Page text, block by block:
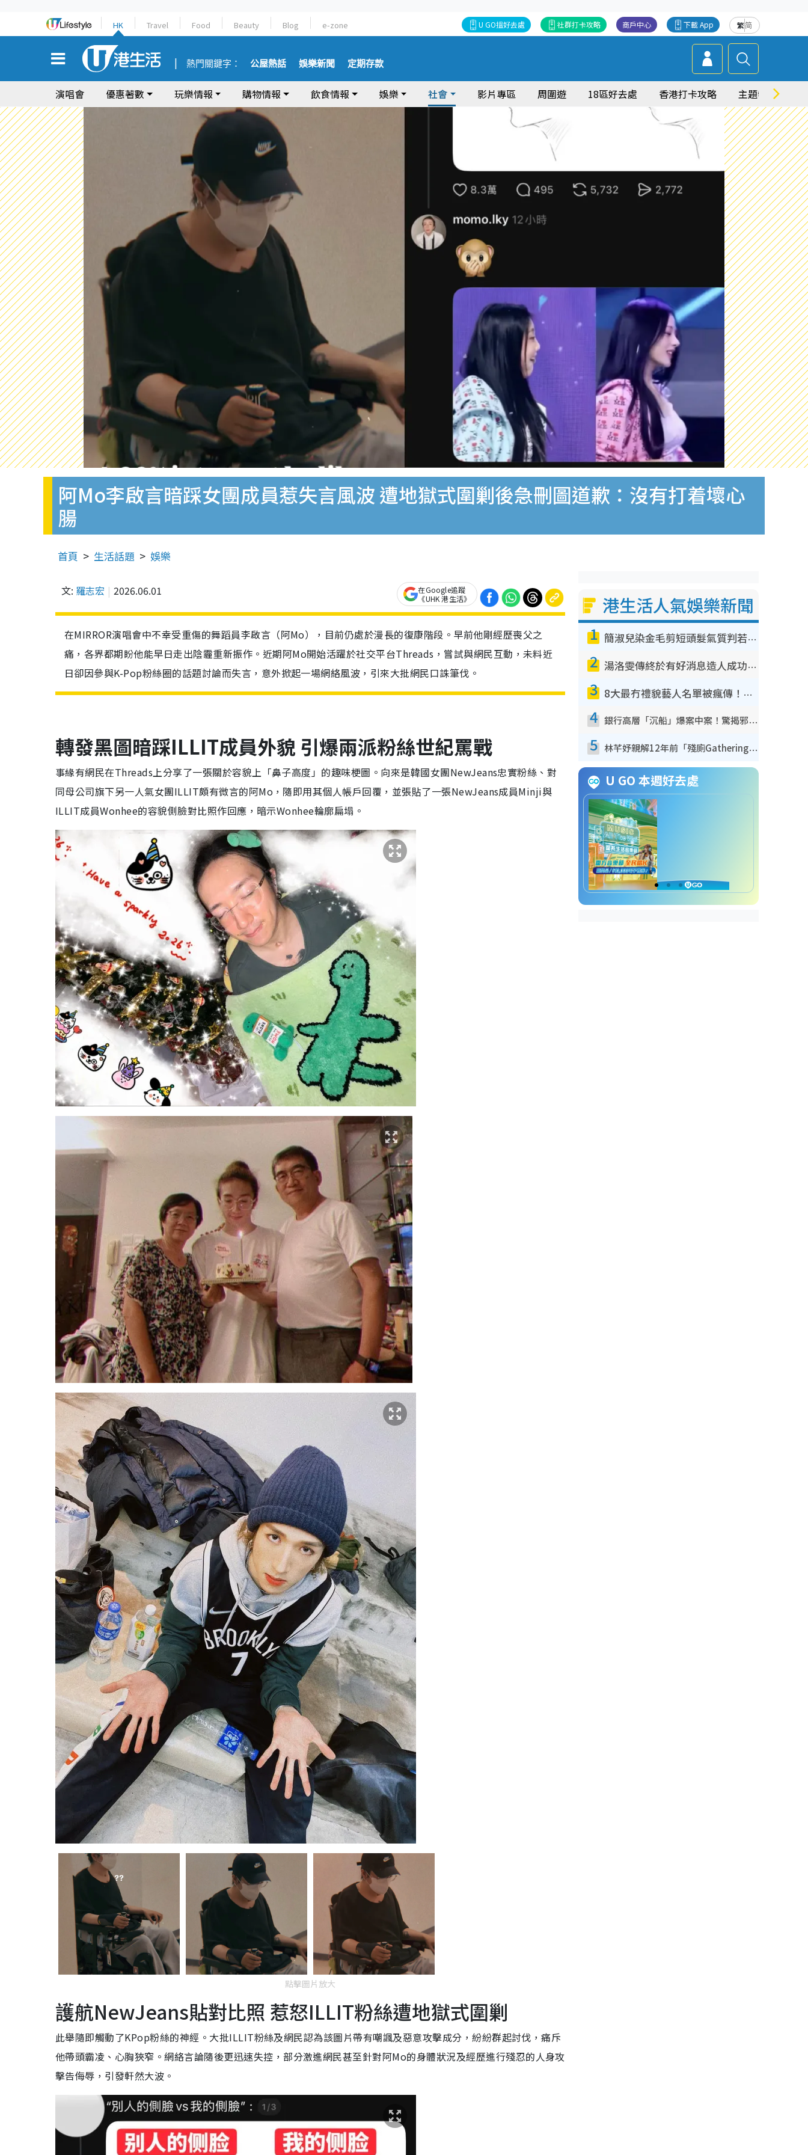
HK Travel Food Beauty Blog e-zone 繁简
下載 App
商戶中心
社群打卡攻略
U GO搵好去處
熱門關鍵字： 公屋熱話 娛樂新聞 定期存款
演唱會 優惠著數 玩樂情報 購物情報 飲食情報 娛樂 社會 影片專區 周圍遊 18區好去處 香港打卡攻略 主題特集
阿Mo李啟言暗踩女團成員惹失言風波 遭地獄式圍剿後急刪圖道歉：沒有打着壞心
腸
首頁 生活話題 娛樂
文: 羅志宏 2026.06.01
在Google追蹤
《UHK 港生活》
在MIRROR演唱會中不幸受重傷的舞蹈員李啟言（阿Mo），目前仍處於漫長的復康階段。早前他剛經歷喪父之
痛，各界都期盼他能早日走出陰霾重新振作。近期阿Mo開始活躍於社交平台Threads，嘗試與網民互動，未料近
日卻因參與K-Pop粉絲圈的話題討論而失言，意外掀起一場網絡風波，引來大批網民口誅筆伐。
轉發黑圖暗踩ILLIT成員外貌 引爆兩派粉絲世紀罵戰
事緣有網民在Threads上分享了一張關於容貌上「鼻子高度」的趣味梗圖。向來是韓國女團NewJeans忠實粉絲、對
同母公司旗下另一人氣女團ILLIT頗有微言的阿Mo，隨即用其個人帳戶回覆，並張貼了一張NewJeans成員Minji與
ILLIT成員Wonhee的容貌側臉對比照作回應，暗示Wonhee輪廓扁塌。
點擊圖片放大
護航NewJeans貼對比照 惹怒ILLIT粉絲遭地獄式圍剿
此舉隨即觸動了KPop粉絲的神經。大批ILLIT粉絲及網民認為該圖片帶有嘲諷及惡意攻擊成分，紛紛群起討伐，痛斥
他帶頭霸凌、心胸狹窄。網絡言論隨後更迅速失控，部分激進網民甚至針對阿Mo的身體狀況及經歷進行殘忍的人身攻
擊告侮辱，引發軒然大波。
港生活人氣娛樂新聞
1 簡淑兒染金毛剪短頭髮氣質判若兩人！嚇壞老公麥大力都認唔出：「你做咩事？」
2 湯洛雯傳終於有好消息造人成功！兩大細節曝孕味極濃惹猜測：大肚婆先會咁！
3 8大最冇禮貌藝人名單被瘋傳！網民揭發明星真面目 一致數臭呢位係無品天花板？
4 銀行高層「沉船」爆案中案！驚揭邪教洗腦操控賣淫被吞600萬 幕後黑手講多錯多
5 林芊妤親解12年前「殘廁Gathering」真相！高層解約一句話重創尊嚴至今拒返TVB
U GO 本週好去處